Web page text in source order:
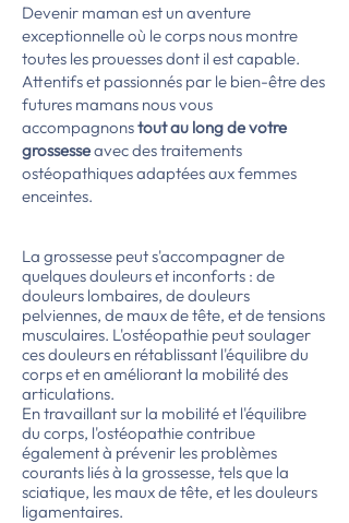
Devenir maman est un aventure
exceptionnelle où le corps nous montre
toutes les prouesses dont il est capable.
Attentifs et passionnés par le bien-être des
futures mamans nous vous
accompagnonstout au long de votre
grossesseavec des traitements
ostéopathiques adaptées aux femmes
enceintes.
La grossesse peut s'accompagner de
quelques douleurs et inconforts : de
douleurs lombaires, de douleurs
pelviennes, de maux de tête, et de tensions
musculaires. L'ostéopathie peut soulager
ces douleurs en rétablissant l'équilibre du
corps et en améliorant la mobilité des
articulations.
En travaillant sur la mobilité et l'équilibre
du corps, l'ostéopathiecontribue
égalementà prévenir les problèmes
courants liés à la grossesse, tels que la
sciatique, les maux de tête, et les douleurs
ligamentaires.